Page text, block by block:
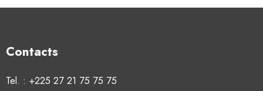
Contacts
Tel. : +225 27 21 75 75 75